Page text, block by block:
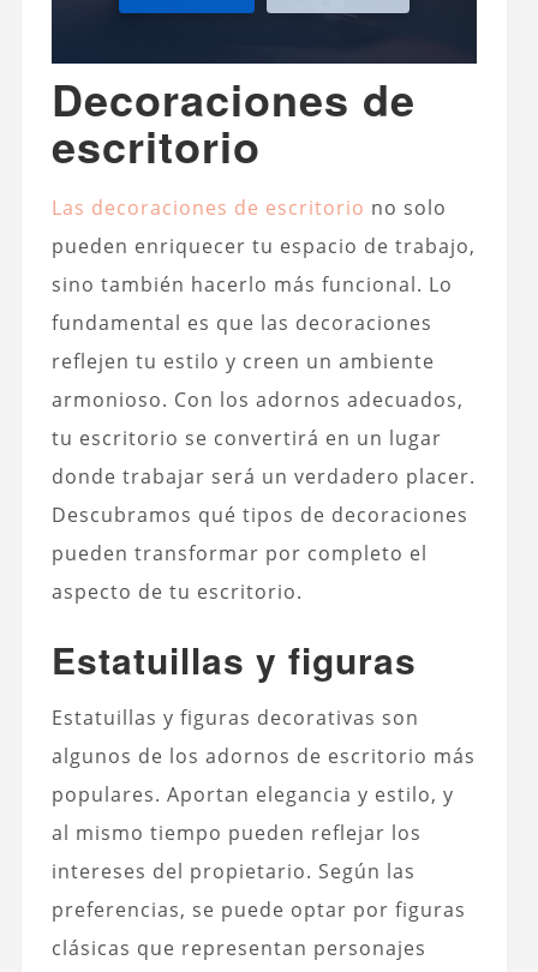
Decoraciones de
escritorio
Las decoraciones de escritorio no solo
pueden enriquecer tu espacio de trabajo,
sino también hacerlo más funcional. Lo
fundamental es que las decoraciones
reflejen tu estilo y creen un ambiente
armonioso. Con los adornos adecuados,
tu escritorio se convertirá en un lugar
donde trabajar será un verdadero placer.
Descubramos qué tipos de decoraciones
pueden transformar por completo el
aspecto de tu escritorio.
Estatuillas y figuras
Estatuillas y figuras decorativas son
algunos de los adornos de escritorio más
populares. Aportan elegancia y estilo, y
al mismo tiempo pueden reflejar los
intereses del propietario. Según las
preferencias, se puede optar por figuras
clásicas que representan personajes